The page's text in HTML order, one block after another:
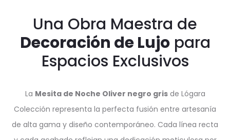
Una Obra Maestra de
Decoración de Lujopara
Espacios Exclusivos
La Mesita de Noche Oliver negro grisde Lógara
Colección representa la perfecta fusión entre artesanía
de alta gama y diseño contemporáneo. Cada línea recta